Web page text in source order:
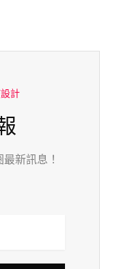
計
新訊息！